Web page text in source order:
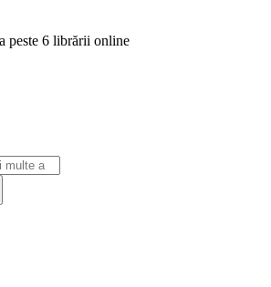
peste 6 librării online